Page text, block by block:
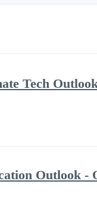
Tech
Outlook -